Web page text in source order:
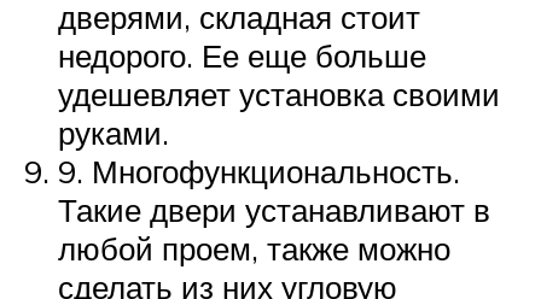
дверями, складная стоит
недорого. Ее еще больше
удешевляет установка своими
руками.
9. Многофункциональность.
Такие двери устанавливают в
любой проем, также можно
сделать из них угловую